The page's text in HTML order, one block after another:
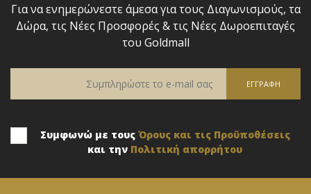
Για να ενημερώνεστε άμεσα για τους Διαγωνισμούς, τα
Δώρα, τις Νέες Προσφορές & τις Νέες Δωροεπιταγές
του Goldmall
Συμφωνώ με τους Όρους και τις Προϋποθέσεις
και την Πολιτική απορρήτου